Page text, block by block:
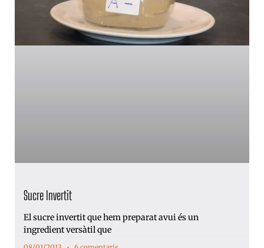
Sucre Invertit
El sucre invertit que hem preparat avui és un
ingredient versàtil que